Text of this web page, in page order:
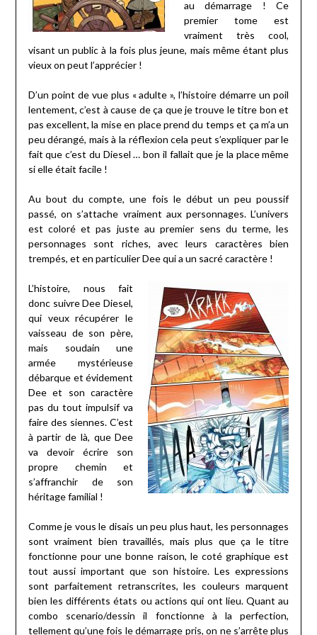
au démarrage ! Ce
premier tome est
vraiment très cool,
visant un public à la fois plus jeune, mais même étant plus
vieux on peut l’apprécier !
D’un point de vue plus « adulte », l’histoire démarre un poil
lentement, c’est à cause de ça que je trouve le titre bon et
pas excellent, la mise en place prend du temps et ça m’a un
peu dérangé, mais à la réflexion cela peut s’expliquer par le
fait que c’est du Diesel … bon il fallait que je la place même
si elle était facile !
Au bout du compte, une fois le début un peu poussif
passé, on s’attache vraiment aux personnages. L’univers
est coloré et pas juste au premier sens du terme, les
personnages sont riches, avec leurs caractères bien
trempés, et en particulier Dee qui a un sacré caractère !
L’histoire, nous fait
donc suivre Dee Diesel,
qui veux récupérer le
vaisseau de son père,
mais soudain une
armée mystérieuse
débarque et évidement
Dee et son caractère
pas du tout impulsif va
faire des siennes. C’est
à partir de là, que Dee
va devoir écrire son
propre chemin et
s’affranchir de son
héritage familial !
Comme je vous le disais un peu plus haut, les personnages
sont vraiment bien travaillés, mais plus que ça le titre
fonctionne pour une bonne raison, le coté graphique est
tout aussi important que son histoire. Les expressions
sont parfaitement retranscrites, les couleurs marquent
bien les différents états ou actions qui ont lieu. Quant au
combo scenario/dessin il fonctionne à la perfection,
tellement qu’une fois le démarrage pris, on ne s’arrête plus